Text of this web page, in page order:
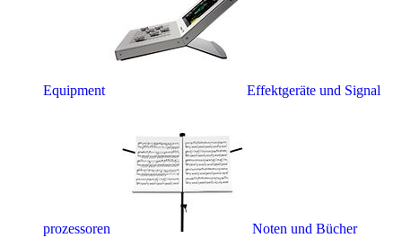
Equipment Effektgeräte und Signal
prozessoren Noten und Bücher